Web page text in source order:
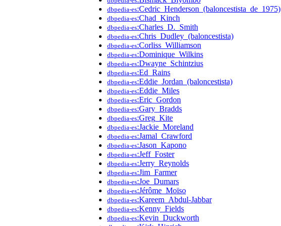
dbpedia-es:Cedric_Henderson_(baloncestista_de_1975)
dbpedia-es:Chad_Kinch
dbpedia-es:Charles_D._Smith
dbpedia-es:Chris_Dudley_(baloncestista)
dbpedia-es:Corliss_Williamson
dbpedia-es:Dominique_Wilkins
dbpedia-es:Dwayne_Schintzius
dbpedia-es:Ed_Rains
dbpedia-es:Eddie_Jordan_(baloncestista)
dbpedia-es:Eddie_Miles
dbpedia-es:Eric_Gordon
dbpedia-es:Gary_Bradds
dbpedia-es:Greg_Kite
dbpedia-es:Jackie_Moreland
dbpedia-es:Jamal_Crawford
dbpedia-es:Jason_Kapono
dbpedia-es:Jeff_Foster
dbpedia-es:Jerry_Reynolds
dbpedia-es:Jim_Farmer
dbpedia-es:Joe_Dumars
dbpedia-es:Jérôme_Moïso
dbpedia-es:Kareem_Abdul-Jabbar
dbpedia-es:Kenny_Fields
dbpedia-es:Kevin_Duckworth